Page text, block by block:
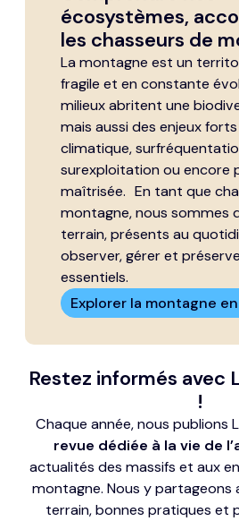
écosystèmes,
les chasseurs de
La montagne est un
fragile et en constante
milieux abritent une
mais aussi des enjeux
climatique,
surexploitation ou encore
maîtrisée. En tant que
montagne, nous sommes
terrain, présents au
observer, gérer et
essentiels.
Explorer la montagne
Restez informés avec
!
Chaque année, nous publions
revue dédiée à la vie de
actualités des massifs et aux
montagne. Nous y partageons
terrain, bonnes pratiques et